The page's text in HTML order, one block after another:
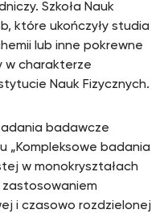
Szkoła Nauk
które ukończyły studia
lub inne pokrewne
w charakterze
Nauk Fizycznych.
badawcze
„Kompleksowe badania
w monokryształach
i czasowo rozdzielonej